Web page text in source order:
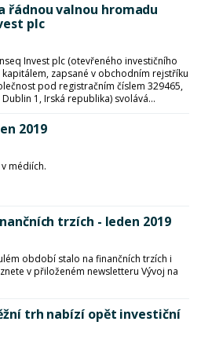
řádnou valnou hromadu
plc
Invest plc (otevřeného investičního
zapsané v obchodním rejstříku
pod registračním číslem 329465,
1, Irská republika) svolává...
2019
médiích.
trzích - leden 2019
období stalo na finančních trzích i
v přiloženém newsletteru Vývoj na
trh nabízí opět investiční